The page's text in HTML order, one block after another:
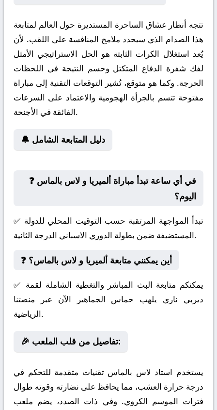
تتجه أنظار عشاق الساحرة المستديرة حول العالم لمتابعة
هذا الصدام الذي سيحدد ملامح المنافسة على اللقب. لأن
يُعد استغلال الكرات الثابتة هو الحل الاستراتيجي الأمثل
لفك شفرة الدفاع المتكتل وحسم النتيجة في اللحظات
الحرجة. وكما هو متوقع، تُشير التوقعات التقنية إلى مباراة
مفتوحة تتسم بالجرأة الهجومية والاعتماد على السرعات
الفائقة في الأجنحة.
🔔 دليل المتابعة الشامل
❓ في أي ساعة تبدأ مباراة ألميريا و لاس بالماس
اليوم؟
✅ تبدأ المواجهة المرتقبة حسب التوقيت المحلي للدولة
المستضيفة ضمن بطولة الدوري الاسباني الدرجة الثانية.
❓ أين يمكنني متابعة ألميريا و لاس بالماس؟
✅ يمكنكم متابعة البث المباشر والتغطية الشاملة لقمة
ديربي ناري يلهب حماس الجماهير الآن عبر منصتنا
الرياضية.
🎉 تفاصيل من قلب الملعب:
يستخدم استاد لاس بالماس تقنيات متقدمة للتحكم في
درجة حرارة العشب، مما يحافظ على نضارته وقوته طوال
فترات الموسم الكروي. وفي ذات الصدد، يضم ملعب